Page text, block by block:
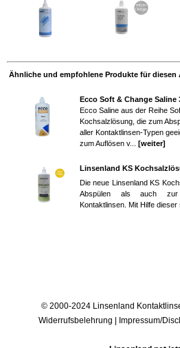
Ähnliche und empfohlene Produkte für diesen
Ecco Soft & Change Saline
Ecco Saline aus der Reihe
Kochsalzlösung, die zum
aller Kontaktlinsen-Typen
zum Auflösen v... [weiter]
Linsenland KS
Die neue Linsenland KS
Abspülen als auch zur
Kontaktlinsen. Mit Hilfe dieser
© 2000-2024 Linsenland
Widerrufsbelehrung | Impressum/